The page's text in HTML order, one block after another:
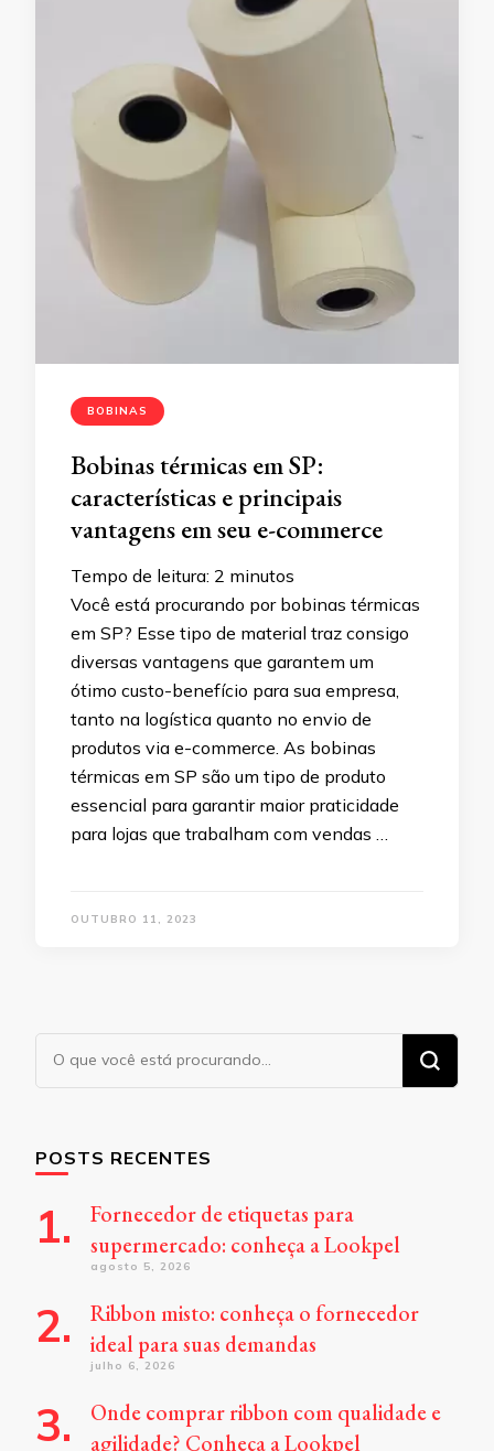
BOBINAS
Bobinas térmicas em SP:
características e principais
vantagens em seu e-commerce
Tempo de leitura: 2 minutos
Você está procurando por bobinas térmicas
em SP? Esse tipo de material traz consigo
diversas vantagens que garantem um
ótimo custo-benefício para sua empresa,
tanto na logística quanto no envio de
produtos via e-commerce. As bobinas
térmicas em SP são um tipo de produto
essencial para garantir maior praticidade
para lojas que trabalham com vendas …
OUTUBRO 11, 2023
Procurando
algo?
POSTS RECENTES
Fornecedor de etiquetas para
supermercado: conheça a Lookpel
agosto 5, 2026
Ribbon misto: conheça o fornecedor
ideal para suas demandas
julho 6, 2026
Onde comprar ribbon com qualidade e
agilidade? Conheça a Lookpel